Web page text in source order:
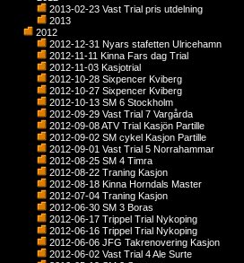
2013-02-23 Vast Trial pris utdelning
2013
2012
2012-12-31 Nyars stafetten Ulricehamn
2012-11-11 Kinna Fars dag Trial
2012-11-03 Kasjotrial
2012-10-28 Sixpencer Kviberg
2012-10-27 Sixpencer Kviberg
2012-10-13 SM 6 Stockholm
2012-09-29 Vast Trial 7 Vargårda
2012-09-08 ATV Trial Kasjön Partille
2012-09-02 SM cykel Kasjon Partille
2012-09-01 Vast Trial 5 Norrahammar
2012-08-25 SM 4 Timra
2012-08-22 Traning Kasjon
2012-08-18 Kinna Horndals Master
2012-07-04 Traning Kasjon
2012-06-30 SM 3 Boras
2012-06-17 Trippel Trial Nykoping
2012-06-16 Trippel Trial Nykoping
2012-06-06 JFG Takrenovering Kasjon
2012-06-02 Vast Trial 4 Ale Surte